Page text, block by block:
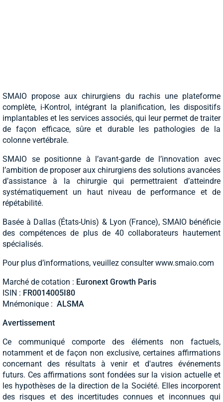
SMAIO propose aux chirurgiens du rachis une plateforme
complète, i-Kontrol, intégrant la planification, les dispositifs
implantables et les services associés, qui leur permet de traiter
de façon efficace, sûre et durable les pathologies de la
colonne vertébrale.
SMAIO se positionne à l’avant-garde de l’innovation avec
l’ambition de proposer aux chirurgiens des solutions avancées
d’assistance à la chirurgie qui permettraient d’atteindre
systématiquement un haut niveau de performance et de
répétabilité.
Basée à Dallas (États-Unis) & Lyon (France), SMAIO bénéficie
des compétences de plus de 40 collaborateurs hautement
spécialisés.
Pour plus d’informations, veuillez consulter www.smaio.com
Marché de cotation : Euronext Growth Paris
ISIN : FR0014005I80
Mnémonique : ALSMA
Avertissement
Ce communiqué comporte des éléments non factuels,
notamment et de façon non exclusive, certaines affirmations
concernant des résultats à venir et d'autres événements
futurs. Ces affirmations sont fondées sur la vision actuelle et
les hypothèses de la direction de la Société. Elles incorporent
des risques et des incertitudes connues et inconnues qui